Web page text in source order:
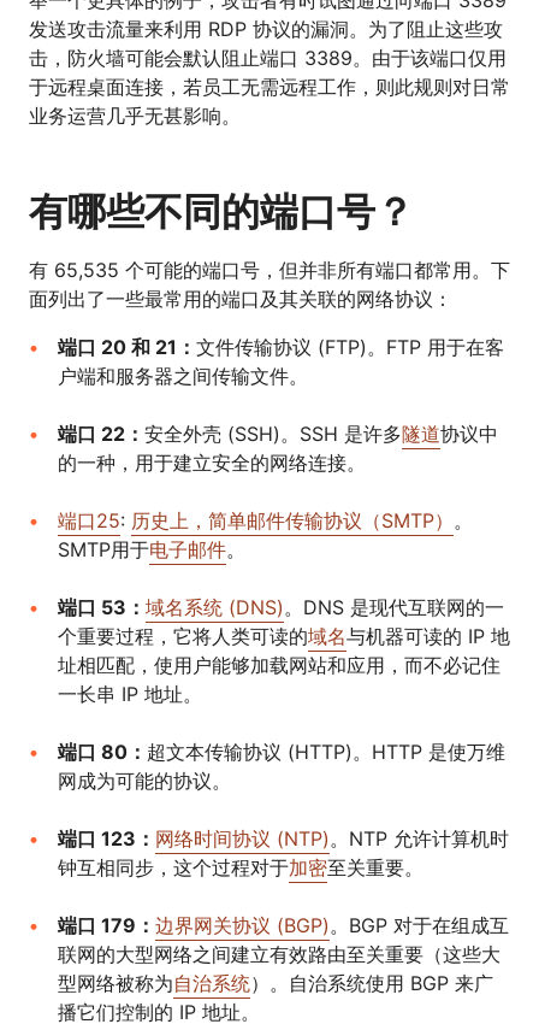
发送攻击流量来利用 RDP 协议的漏洞。为了阻止这些攻
击，防火墙可能会默认阻止端口 3389。由于该端口仅用
于远程桌面连接，若员工无需远程工作，则此规则对日常
业务运营几乎无甚影响。
有哪些不同的端口号？
有 65,535 个可能的端口号，但并非所有端口都常用。下
面列出了一些最常用的端口及其关联的网络协议：
端口 20 和 21： 文件传输协议 (FTP)。FTP 用于在客
户端和服务器之间传输文件。
端口 22： 安全外壳 (SSH)。SSH 是许多隧道协议中
的一种，用于建立安全的网络连接。
端口25: 历史上，简单邮件传输协议（SMTP） 。
SMTP用于电子邮件。
端口 53： 域名系统 (DNS)。DNS 是现代互联网的一
个重要过程，它将人类可读的域名与机器可读的 IP 地
址相匹配，使用户能够加载网站和应用，而不必记住
一长串 IP 地址。
端口 80： 超文本传输协议 (HTTP)。HTTP 是使万维
网成为可能的协议。
端口 123： 网络时间协议 (NTP)。NTP 允许计算机时
钟互相同步，这个过程对于加密至关重要。
端口 179： 边界网关协议 (BGP)。BGP 对于在组成互
联网的大型网络之间建立有效路由至关重要（这些大
型网络被称为自治系统）。自治系统使用 BGP 来广
播它们控制的 IP 地址。